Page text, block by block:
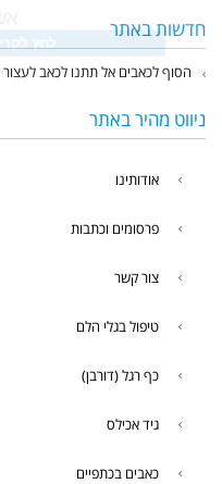
חדשות באתר
הסוף לכאבים אל תתנו לכאב
ניווט מהיר באתר
אודותינו
פרסומים וכתבות
צור קשר
טיפול בגלי הלם
כף רגל (דורבן)
גיד אכילס
כאבים בכתפיים